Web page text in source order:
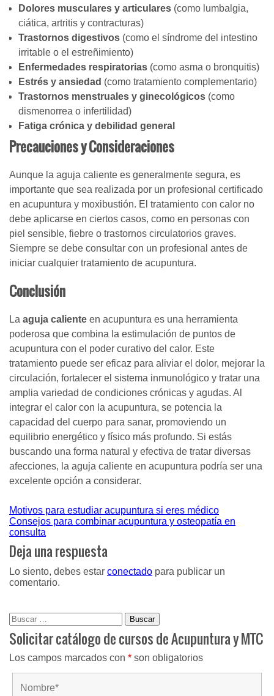
Dolores musculares y articulares (como lumbalgia,
ciática, artritis y contracturas)
Trastornos digestivos (como el síndrome del intestino
irritable o el estreñimiento)
Enfermedades respiratorias (como asma o bronquitis)
Estrés y ansiedad (como tratamiento complementario)
Trastornos menstruales y ginecológicos (como
dismenorrea o infertilidad)
Fatiga crónica y debilidad general
Precauciones y Consideraciones
Aunque la aguja caliente es generalmente segura, es
importante que sea realizada por un profesional certificado
en acupuntura y moxibustión. El tratamiento con calor no
debe aplicarse en ciertos casos, como en personas con
piel sensible, fiebre o trastornos circulatorios graves.
Siempre se debe consultar con un profesional antes de
iniciar cualquier tratamiento de acupuntura.
Conclusión
La aguja caliente en acupuntura es una herramienta
poderosa que combina la estimulación de puntos de
acupuntura con el poder curativo del calor. Este
tratamiento puede ser eficaz para aliviar el dolor, mejorar la
circulación, fortalecer el sistema inmunológico y tratar una
amplia variedad de condiciones crónicas y agudas. Al
integrar el calor con la acupuntura, se potencia la
capacidad del cuerpo para sanar, promoviendo un
equilibrio energético y físico más profundo. Si estás
buscando una forma natural y efectiva de tratar diversas
afecciones, la aguja caliente en acupuntura podría ser una
excelente opción a considerar.
Navegación
de
entradas
Motivos para estudiar acupuntura si eres médico
Consejos para combinar acupuntura y osteopatía en
consulta
Deja una respuesta
Lo siento, debes estar conectado para publicar un
comentario.
Buscar:
Solicitar catálogo de cursos de Acupuntura y MTC
Los campos marcados con * son obligatorios